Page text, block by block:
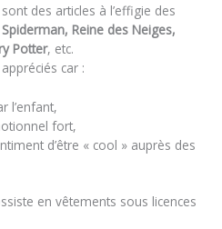
des articles à l’effigie des
Spiderman, Reine des Neiges,
Potter, etc.
car :
l’enfant,
fort,
d’être « cool » auprès des
en vêtements sous licences